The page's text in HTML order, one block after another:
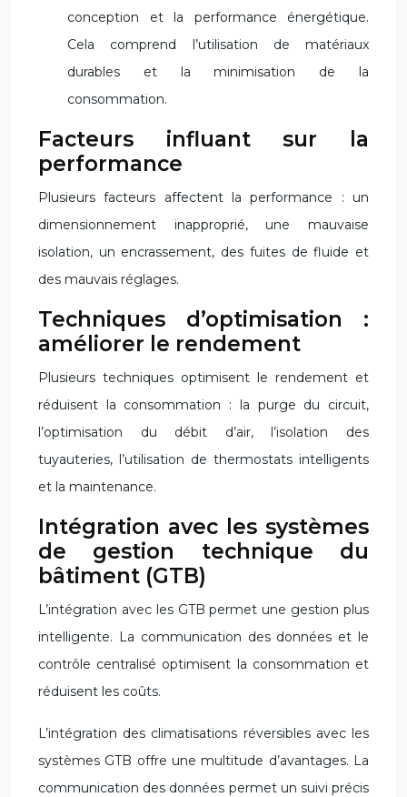
conception et la performance énergétique.
Cela comprend l’utilisation de matériaux
durables et la minimisation de la
consommation.
Facteurs influant sur la
performance
Plusieurs facteurs affectent la performance : un
dimensionnement inapproprié, une mauvaise
isolation, un encrassement, des fuites de fluide et
des mauvais réglages.
Techniques d’optimisation :
améliorer le rendement
Plusieurs techniques optimisent le rendement et
réduisent la consommation : la purge du circuit,
l’optimisation du débit d’air, l’isolation des
tuyauteries, l’utilisation de thermostats intelligents
et la maintenance.
Intégration avec les systèmes
de gestion technique du
bâtiment (GTB)
L’intégration avec les GTB permet une gestion plus
intelligente. La communication des données et le
contrôle centralisé optimisent la consommation et
réduisent les coûts.
L’intégration des climatisations réversibles avec les
systèmes GTB offre une multitude d’avantages. La
communication des données permet un suivi précis